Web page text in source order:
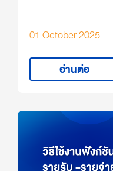
01 October 2025
อ่านต่อ